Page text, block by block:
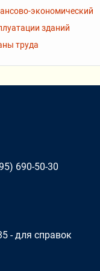
экономический
зданий
труда
690-50-30
- для справок